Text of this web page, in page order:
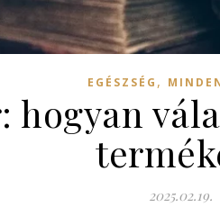
EGÉSZSÉG ,
hogyan
2025.02.19.